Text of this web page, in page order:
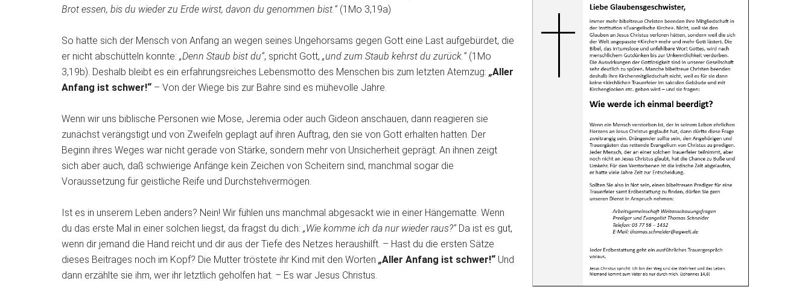
Brot essen, bis du wieder zu Erde wirst, davon du genommen bist.“(1Mo 3,19a)
So hatte sich der Mensch von Anfang an wegen seines Ungehorsams gegen Gott eine Last aufgebürdet, die
er nicht abschütteln konnte: „Denn Staub bist du“, spricht Gott, „und zum Staub kehrst du zurück.“(1Mo
3,19b). Deshalb bleibt es ein erfahrungsreiches Lebensmotto des Menschen bis zum letzten Atemzug: „Aller
Anfang ist schwer!“ – Von der Wiege bis zur Bahre sind es mühevolle Jahre.
Wenn wir uns biblische Personen wie Mose, Jeremia oder auch Gideon anschauen, dann reagieren sie
zunächst verängstigt und von Zweifeln geplagt auf ihren Auftrag, den sie von Gott erhalten hatten. Der
Beginn ihres Weges war nicht gerade von Stärke, sondern mehr von Unsicherheit geprägt. An ihnen zeigt
sich aber auch, daß schwierige Anfänge kein Zeichen von Scheitern sind, manchmal sogar die
Voraussetzung für geistliche Reife und Durchstehvermögen.
Ist es in unserem Leben anders? Nein! Wir fühlen uns manchmal abgesackt wie in einer Hängematte. Wenn
du das erste Mal in einer solchen liegst, da fragst du dich: „Wie komme ich da nur wieder raus?“Da ist es gut,
wenn dir jemand die Hand reicht und dir aus der Tiefe des Netzes heraushilft. – Hast du die ersten Sätze
dieses Beitrages noch im Kopf? Die Mutter tröstete ihr Kind mit den Worten „Aller Anfang ist schwer!“ Und
dann erzählte sie ihm, wer ihr letztlich geholfen hat. – Es war Jesus Christus.